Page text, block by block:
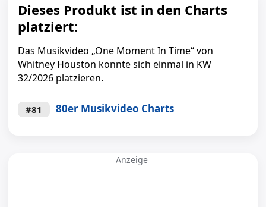
Dieses Produkt ist in den Charts
platziert:
Das Musikvideo „One Moment In Time“ von
Whitney Houston konnte sich einmal in KW
32/2026 platzieren.
#81 80er Musikvideo Charts
Anzeige